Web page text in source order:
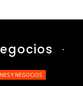
Y NEGOCIOS